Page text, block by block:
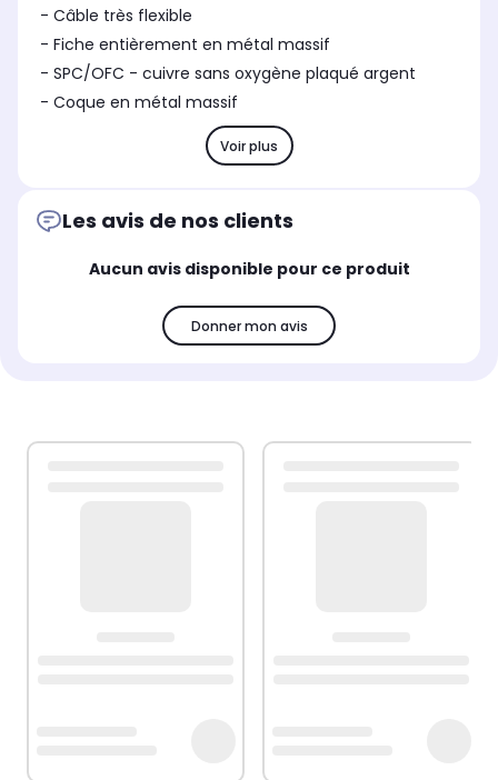
- Câble très flexible
- Fiche entièrement en métal massif
- SPC/OFC - cuivre sans oxygène plaqué argent
- Coque en métal massif
Voir plus
Les avis de nos clients
Aucun avis disponible pour ce produit
Donner mon avis